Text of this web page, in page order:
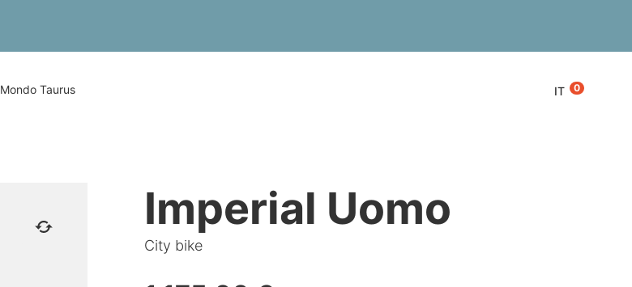
Mondo Taurus IT 0
Imperial Uomo
City bike